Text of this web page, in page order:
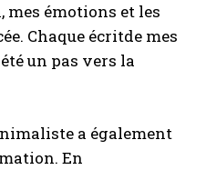
émotions et les
Chaque écritde mes
un pas vers la
a également
En